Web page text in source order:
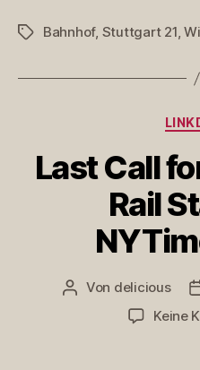
Schlagwörter
Bahnhof, Stuttgart 21,
Last Call
Rail
Beitragsautor
Von delicious
Keine